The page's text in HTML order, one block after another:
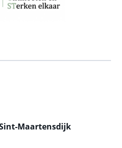
Maartensdijk